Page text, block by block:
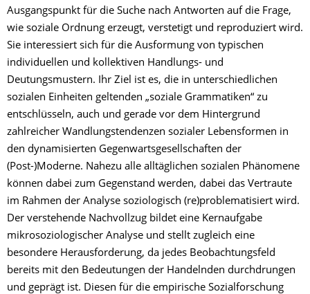
Ausgangspunkt für die Suche nach Antworten auf die Frage,
wie soziale Ordnung erzeugt, verstetigt und reproduziert wird.
Sie interessiert sich für die Ausformung von typischen
individuellen und kollektiven Handlungs- und
Deutungsmustern. Ihr Ziel ist es, die in unterschiedlichen
sozialen Einheiten geltenden „soziale Grammatiken“ zu
entschlüsseln, auch und gerade vor dem Hintergrund
zahlreicher Wandlungstendenzen sozialer Lebensformen in
den dynamisierten Gegenwartsgesellschaften der
(Post-)Moderne. Nahezu alle alltäglichen sozialen Phänomene
können dabei zum Gegenstand werden, dabei das Vertraute
im Rahmen der Analyse soziologisch (re)problematisiert wird.
Der verstehende Nachvollzug bildet eine Kernaufgabe
mikrosoziologischer Analyse und stellt zugleich eine
besondere Herausforderung, da jedes Beobachtungsfeld
bereits mit den Bedeutungen der Handelnden durchdrungen
und geprägt ist. Diesen für die empirische Sozialforschung